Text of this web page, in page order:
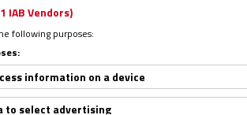
IAB Vendors)
following purposes:
information on a device
to select advertising